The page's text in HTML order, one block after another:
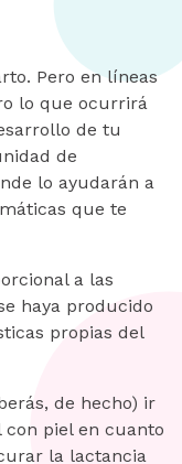
Pero en líneas
lo que ocurrirá
de tu
de
lo ayudarán a
que te
a las
haya producido
propias del
de hecho) ir
piel en cuanto
la lactancia